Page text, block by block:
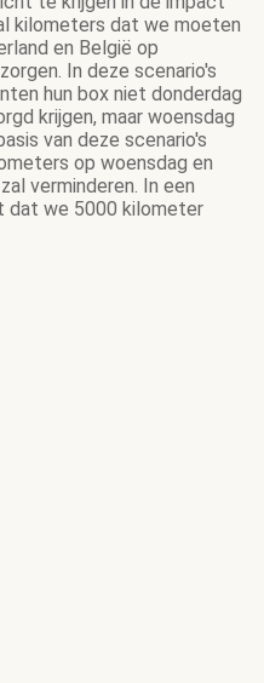
kilometers dat we moeten
en België op
In deze scenario's
hun box niet donderdag
krijgen, maar woensdag
van deze scenario's
op woensdag en
verminderen. In een
dat we 5000 kilometer